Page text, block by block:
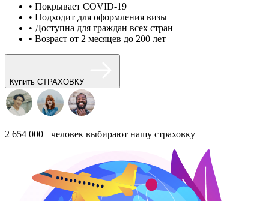
• Покрывает COVID-19
• Подходит для оформления визы
• Доступна для граждан всех стран
• Возраст от 2 месяцев до 200 лет
Купить СТРАХОВКУ
2 654 000+ человек выбирают нашу страховку